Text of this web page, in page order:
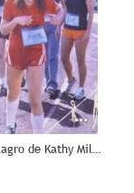
El milagro de Kathy Miller